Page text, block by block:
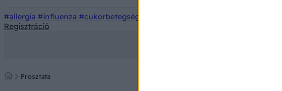
#allergia #influenza #cukorbetegség
Regisztráció
Prosztata